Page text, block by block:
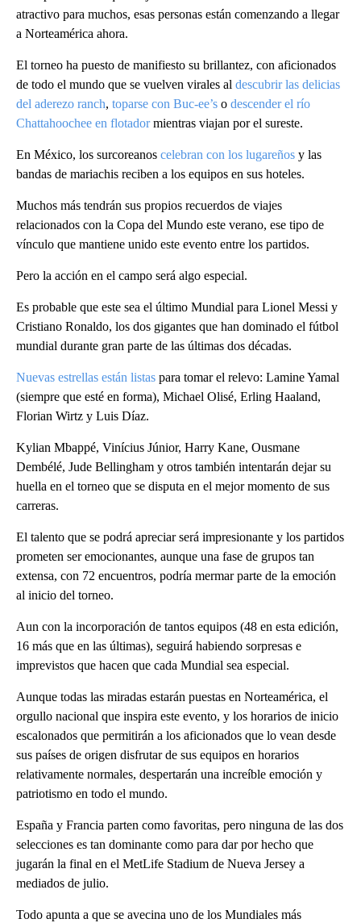
atractivo para muchos, esas personas están comenzando a llegar
a Norteamérica ahora.
El torneo ha puesto de manifiesto su brillantez, con aficionados
de todo el mundo que se vuelven virales al descubrir las delicias
del aderezo ranch, toparse con Buc-ee’s o descender el río
Chattahoochee en flotadormientras viajan por el sureste.
En México, los surcoreanos celebran con los lugareños y las
bandas de mariachis reciben a los equipos en sus hoteles.
Muchos más tendrán sus propios recuerdos de viajes
relacionados con la Copa del Mundo este verano, ese tipo de
vínculo que mantiene unido este evento entre los partidos.
Pero la acción en el campo será algo especial.
Es probable que este sea el último Mundial para Lionel Messi y
Cristiano Ronaldo, los dos gigantes que han dominado el fútbol
mundial durante gran parte de las últimas dos décadas.
Nuevas estrellas están listas para tomar el relevo: Lamine Yamal
(siempre que esté en forma), Michael Olisé, Erling Haaland,
Florian Wirtz y Luis Díaz.
Kylian Mbappé, Vinícius Júnior, Harry Kane, Ousmane
Dembélé, Jude Bellingham y otros también intentarán dejar su
huella en el torneo que se disputa en el mejor momento de sus
carreras.
El talento que se podrá apreciar será impresionante y los partidos
prometen ser emocionantes, aunque una fase de grupos tan
extensa, con 72 encuentros, podría mermar parte de la emoción
al inicio del torneo.
Aun con la incorporación de tantos equipos (48 en esta edición,
16 más que en las últimas), seguirá habiendo sorpresas e
imprevistos que hacen que cada Mundial sea especial.
Aunque todas las miradas estarán puestas en Norteamérica, el
orgullo nacional que inspira este evento, y los horarios de inicio
escalonados que permitirán a los aficionados que lo vean desde
sus países de origen disfrutar de sus equipos en horarios
relativamente normales, despertarán una increíble emoción y
patriotismo en todo el mundo.
España y Francia parten como favoritas, pero ninguna de las dos
selecciones es tan dominante como para dar por hecho que
jugarán la final en el MetLife Stadium de Nueva Jersey a
mediados de julio.
Todo apunta a que se avecina uno de los Mundiales más